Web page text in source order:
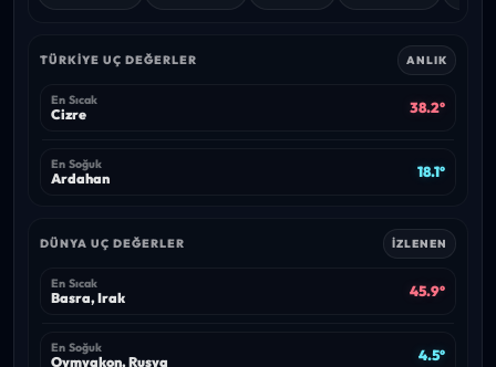
TÜRKIYE UÇ DEĞERLER ANLIK
En Sıcak
Cizre 38.2°
En Soğuk
Ardahan 18.1°
DÜNYA UÇ DEĞERLER İZLENEN
En Sıcak
Basra, Irak 45.9°
En Soğuk
Oymyakon, Rusya 4.5°